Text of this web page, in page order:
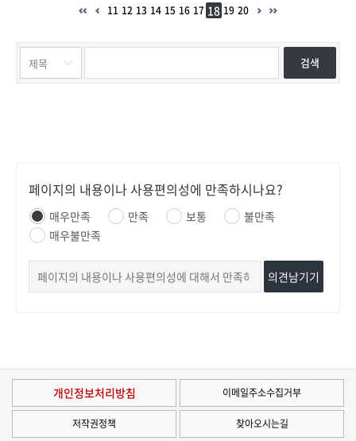
11 12 13 14 15 16 17 18 19 20
페이지의 내용이나 사용편의성에 만족하시나요?
매우만족 만족 보통
불만족
매우불만족
의견남기기
개인정보처리방침 이메일주소수집거부
저작권정책 찾아오시는길